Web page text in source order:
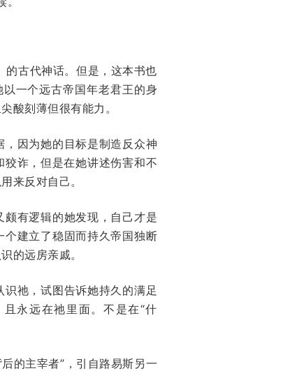
古代神话。但是，这本书也
一个远古帝国年老君王的身
酸刻薄但很有能力。
因为她的目标是制造反众神
诈，但是在她讲述伤害和不
来反对自己。
有逻辑的她发现，自己才是
建立了稳固而持久帝国独断
的远房亲戚。
祂，试图告诉她持久的满足
永远在祂里面。不是在“什
的主宰者”，引自路易斯另一